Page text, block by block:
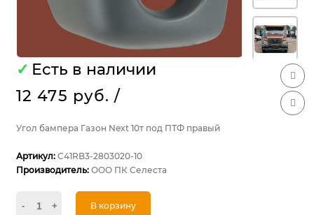
✓ Есть в наличии
12 475 руб. /
Угол бампера Газон Next 10т под ПТФ правый
Артикул: C41RB3-2803020-10
Производитель: ООО ПК Селеста
- + В корзину